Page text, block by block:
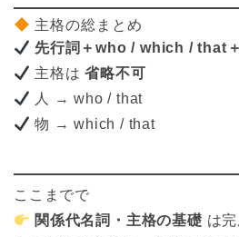
主格の総まとめ
先行詞＋who / which / that
主格は省略不可
人 → who / that
物 → which / that
ここまでで
関係代名詞・主格の基礎 は完